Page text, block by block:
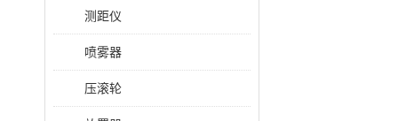
测距仪
喷雾器
压滚轮